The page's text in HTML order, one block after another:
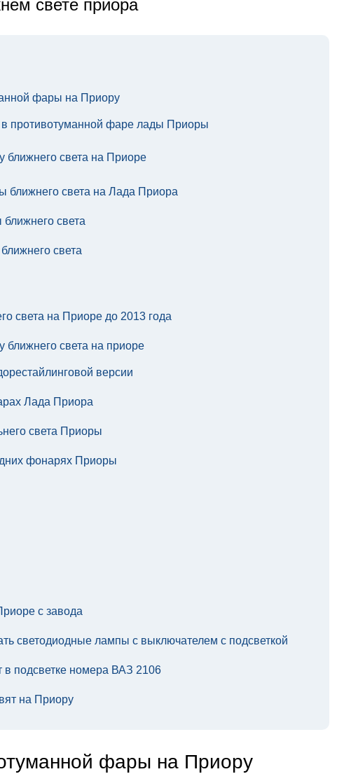
свете приора
фары на Приору
противотуманной фаре лады Приоры
ближнего света на Приоре
ближнего света на Лада Приора
света
света
света на Приоре до 2013 года
ближнего света на приоре
версии
Лада Приора
света Приоры
фонарях Приоры
с завода
светодиодные лампы с выключателем с подсветкой
в подсветке номера ВАЗ 2106
на Приору
фары на Приору